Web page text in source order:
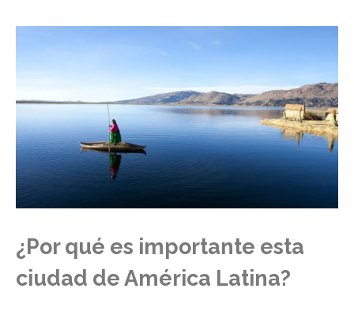
¿Por qué es importante esta
ciudad de América Latina?